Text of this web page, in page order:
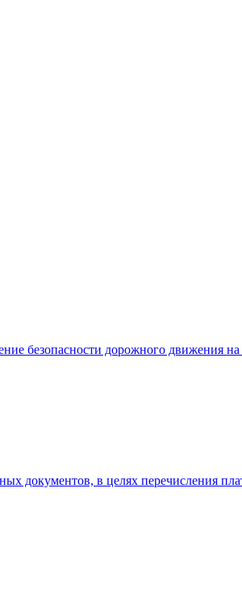
безопасности дорожного движения на
документов, в целях перечисления